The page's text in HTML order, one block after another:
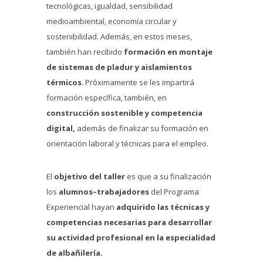
tecnológicas, igualdad, sensibilidad
medioambiental, economía circular y
sostenibilidad. Además, en estos meses,
también han recibido formación en montaje
de sistemas de pladur y aislamientos
térmicos. Próximamente se les impartirá
formación específica, también, en
construcción sostenible y competencia
digital, además de finalizar su formación en
orientación laboral y técnicas para el empleo.
El objetivo del taller es que a su finalización
los alumnos–trabajadores del Programa
Experiencial hayan adquirido las técnicas y
competencias necesarias para desarrollar
su actividad profesional en la especialidad
de albañilería.